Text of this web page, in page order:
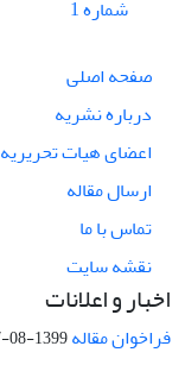
شماره 1
صفحه اصلی
درباره نشریه
اعضای هیات تحریریه
ارسال مقاله
تماس با ما
نقشه سایت
اخبار و اعلانات
فراخوان مقاله1399-08-27